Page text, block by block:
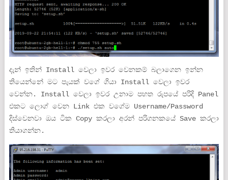
දැන් ඉතින් Install වෙලා ඉවර වෙනකම් බලාගෙන ඉන්න
තියෙන්නේ මට පැයක් වගේ ගියා Install වෙලා ඉවර
වෙන්න. Install වෙලා ඉවර උනාම පහත රුපයේ පරිදි Panel
එකට ලොග් වෙන Link එක වගේම Username/Password
දිස්වෙනවා ඔය ටික Copy කරලා අරන් පරිගනකයේ Save කරලා
තියාගන්න.